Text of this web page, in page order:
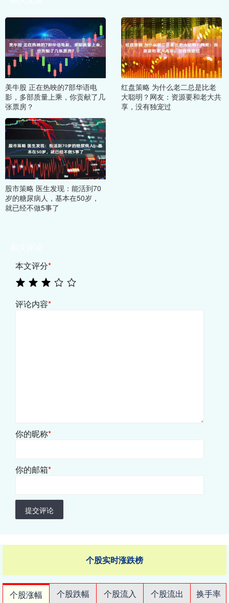
美牛股 正在热映的7部华语电
影，多部质量上乘，你贡献了几
张票房？
红盘策略 为什么老二总是比老
大聪明？网友：资源要和老大共
享，没有独宠过
股市策略 医生发现：能活到70
岁的糖尿病人，基本在50岁，
就已经不做5事了
本文评分*
评论内容*
你的昵称*
你的邮箱*
提交评论
个股实时涨跌榜
个股涨幅 个股跌幅 个股流入 个股流出
换手率